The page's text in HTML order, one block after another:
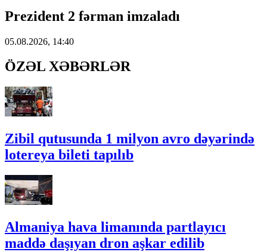
Prezident 2 fərman imzaladı
05.08.2026, 14:40
ÖZƏL XƏBƏRLƏR
Zibil qutusunda 1 milyon avro dəyərində
lotereya bileti tapılıb
Almaniya hava limanında partlayıcı
maddə daşıyan dron aşkar edilib